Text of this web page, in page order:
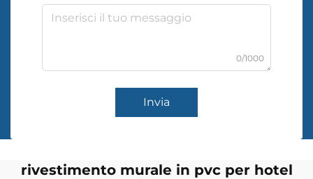
0/1000
Invia
rivestimento murale in pvc per hotel